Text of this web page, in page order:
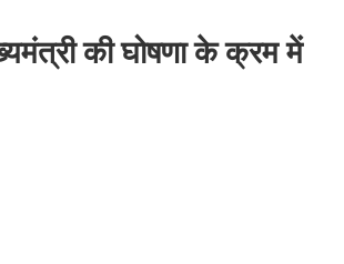
की घोषणा के क्रम में